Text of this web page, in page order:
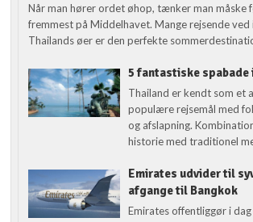
Når man hører ordet øhop, tænker man måske
fremmest på Middelhavet. Mange rejsende ved
Thailands øer er den perfekte
5 fantastiske spabade
Thailand er kendt som et
populære rejsemål med
og afslapning.
historie med traditionel
Emirates udvider til
afgange til Bangkok
Emirates offentliggør i dag